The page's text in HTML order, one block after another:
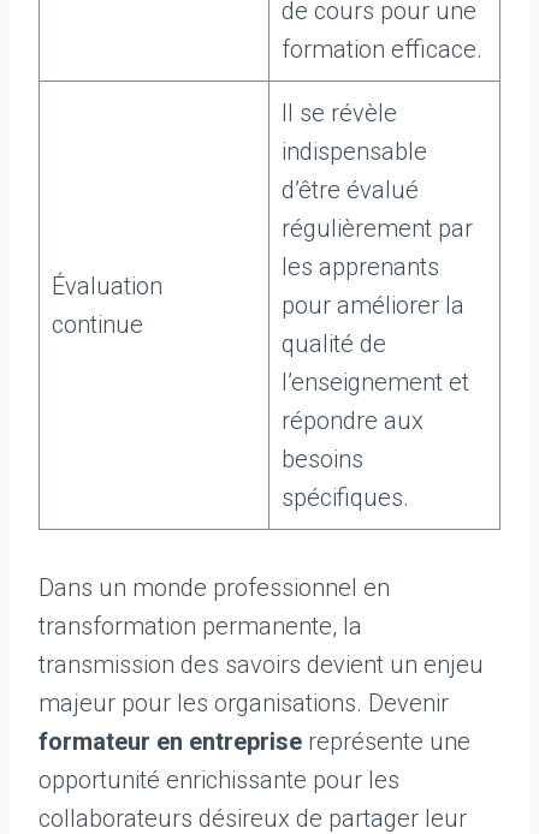
de cours pour une
formation efficace.
Évaluation
continue
Il se révèle
indispensable
d’être évalué
régulièrement par
les apprenants
pour améliorer la
qualité de
l’enseignement et
répondre aux
besoins
spécifiques.
Dans un monde professionnel en
transformation permanente, la
transmission des savoirs devient un enjeu
majeur pour les organisations. Devenir
formateur en entreprise représente une
opportunité enrichissante pour les
collaborateurs désireux de partager leur